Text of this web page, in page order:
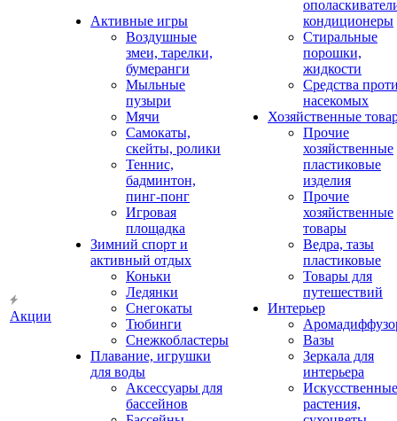
Акции
Активные игры
Воздушные
змеи, тарелки,
бумеранги
Мыльные
пузыри
Мячи
Самокаты,
скейты, ролики
Теннис,
бадминтон,
пинг-понг
Игровая
площадка
Зимний спорт и
активный отдых
Коньки
Ледянки
Снегокаты
Тюбинги
Снежкобластеры
Плавание, игрушки
для воды
Аксессуары для
бассейнов
кондиционеры
Стиральные
порошки,
жидкости
Средства
насекомых
Хозяйственные
Прочие
хозяйственные
пластиковые
изделия
Прочие
хозяйственные
товары
Ведра, тазы
пластиковые
Товары для
путешествий
Интерьер
Вазы
Зеркала для
интерьера
Искусственные
растения,